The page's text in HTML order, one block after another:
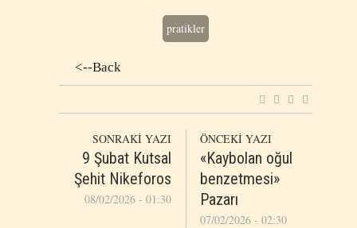
pratikler
<--Back
SONRAKİ YAZI
9 Şubat Kutsal
Şehit Nikeforos
08/02/2026 - 01:30
ÖNCEKİ YAZI
«Kaybolan oğul
benzetmesi»
Pazarı
07/02/2026 - 02:30